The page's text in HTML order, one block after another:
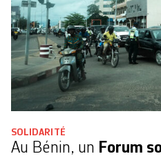
SOLIDARITÉ
Au Bénin, un Forum